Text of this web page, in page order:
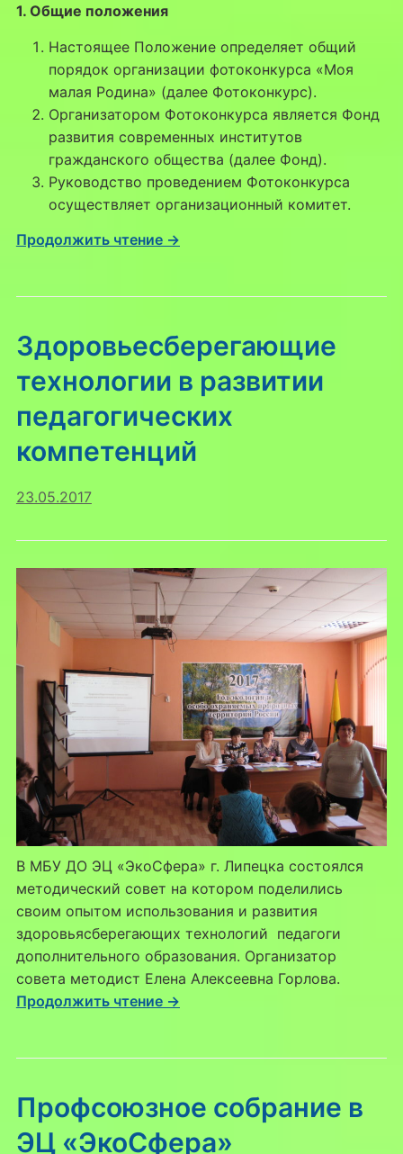
1. Общие положения
Настоящее Положение определяет общий
порядок организации фотоконкурса «Моя
малая Родина» (далее Фотоконкурс).
Организатором Фотоконкурса является Фонд
развития современных институтов
гражданского общества (далее Фонд).
Руководство проведением Фотоконкурса
осуществляет организационный комитет.
Продолжить чтение →
Здоровьесберегающие
технологии в развитии
педагогических
компетенций
23.05.2017
В МБУ ДО ЭЦ «ЭкоСфера» г. Липецка состоялся
методический совет на котором поделились
своим опытом использования и развития
здоровьясберегающих технологий педагоги
дополнительного образования. Организатор
совета методист Елена Алексеевна Горлова.
Продолжить чтение →
Профсоюзное собрание в
ЭЦ «ЭкоСфера»